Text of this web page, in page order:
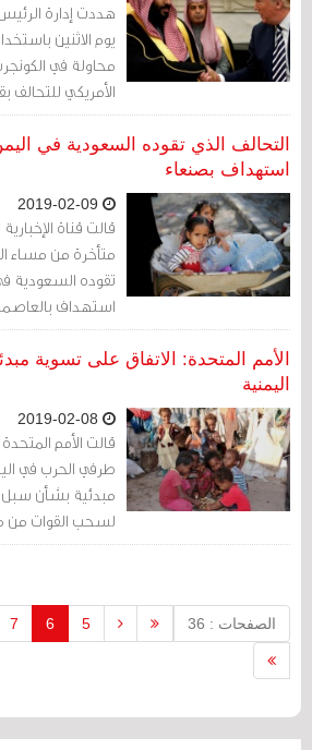
هددت إدارة
يوم الاثنين
محاولة في
الأمريكي
اليمن، ليستمر
بشأن السياسة
التحالف الذي تقوده السعودية في
استهداف بصنعاء
قالت قناة
متأخرة من مساء
تقوده السعودية
استهداف
يسيطر عليها
الأمم المتحدة: الاتفاق على تسوية
اليمنية
قالت الأمم
طرفي الحرب في
مبدئية بشأن سبل
لسحب القوات من
عدم موافقتهما
الصفحات : 36 5
6
7